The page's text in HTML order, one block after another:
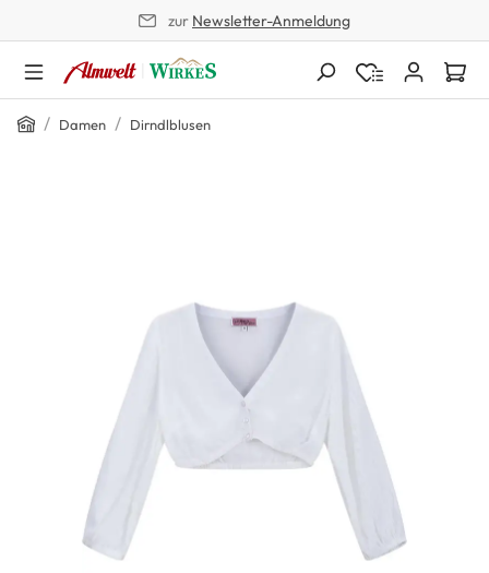
zur Newsletter-Anmeldung
Home
/ Damen / Dirndlblusen